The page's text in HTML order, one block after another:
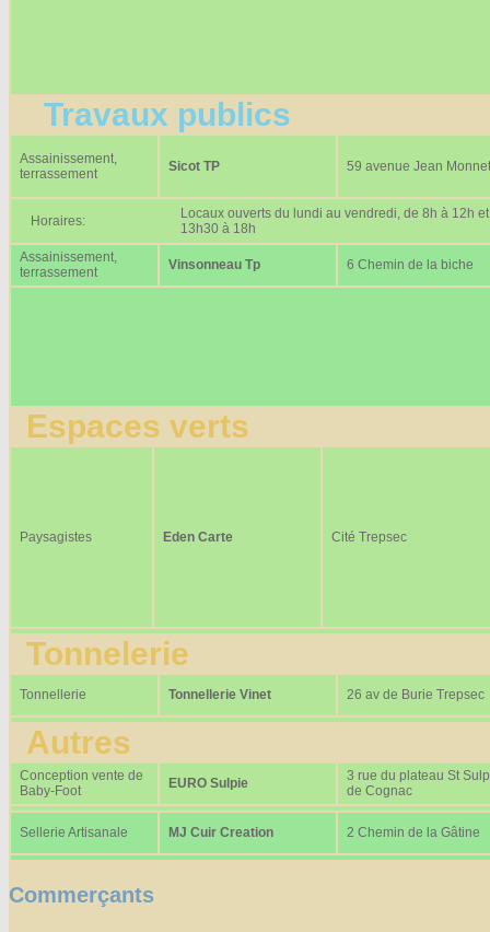
Travaux publics
Assainissement,
terrassement
Sicot TP 59 avenue Jean Monnet
Horaires:
Locaux ouverts du lundi au vendredi, de 8h à 12h
13h30 à 18h
Assainissement,
terrassement
Vinsonneau Tp 6 Chemin de la biche
Espaces verts
Paysagistes Eden Carte Cité Trepsec
Tonnelerie
Tonnellerie Tonnellerie Vinet 26 av de Burie Trepsec
Autres
Conception vente de
Baby-Foot
EURO Sulpie
3 rue du plateau St
de Cognac
Sellerie Artisanale MJ Cuir Creation 2 Chemin de la Gâtine
Commerçants